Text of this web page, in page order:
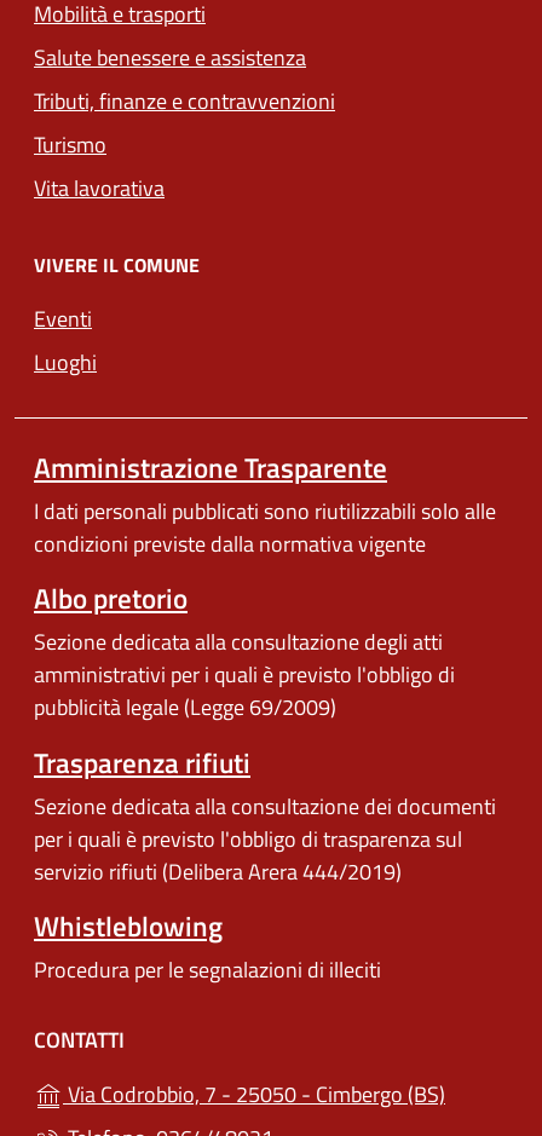
Mobilità e trasporti
Salute benessere e assistenza
Tributi, finanze e contravvenzioni
Turismo
Vita lavorativa
VIVERE IL COMUNE
Eventi
Luoghi
Amministrazione Trasparente
I dati personali pubblicati sono riutilizzabili solo alle
condizioni previste dalla normativa vigente
Albo pretorio
Sezione dedicata alla consultazione degli atti
amministrativi per i quali è previsto l'obbligo di
pubblicità legale (Legge 69/2009)
Trasparenza rifiuti
Sezione dedicata alla consultazione dei documenti
per i quali è previsto l'obbligo di trasparenza sul
servizio rifiuti (Delibera Arera 444/2019)
Whistleblowing
Procedura per le segnalazioni di illeciti
CONTATTI
Via Codrobbio, 7 - 25050 - Cimbergo (BS)